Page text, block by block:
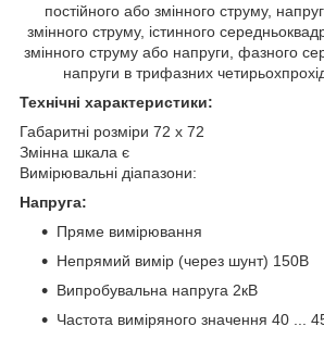
постійного або змінного струму,
змінного струму, істинного
змінного струму або напруги, фазного
напруги в трифазних
Технічні характеристики:
Габаритні розміри 72 x 72
Змінна шкала є
Вимірювальні діапазони:
Напруга:
Пряме вимірювання
Непрямий вимір (через шунт) 150В
Випробувальна напруга 2кВ
Частота виміряного значення 40 ...